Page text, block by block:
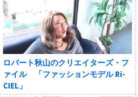
ロバート秋山のクリエイターズ・フ
ァイル 「ファッションモデル Ri-
CIEL」